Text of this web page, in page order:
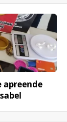
apreende